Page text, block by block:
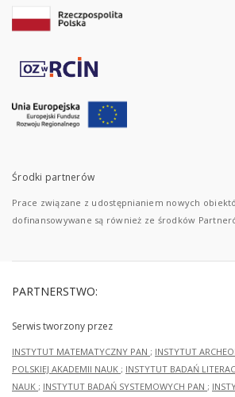
Środki partnerów
Prace związane z udostępnianiem nowych
dofinansowywane są również ze środków
PARTNERSTWO:
Serwis tworzony przez
INSTYTUT MATEMATYCZNY PAN ; INSTYTUT
POLSKIEJ AKADEMII NAUK ; INSTYTUT BADAŃ
NAUK ; INSTYTUT BADAŃ SYSTEMOWYCH PAN ;